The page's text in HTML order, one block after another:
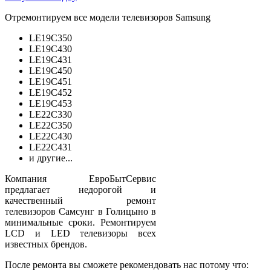
Отремонтируем все модели телевизоров Samsung
LE19C350
LE19C430
LE19C431
LE19C450
LE19C451
LE19C452
LE19C453
LE22C330
LE22C350
LE22C430
LE22C431
и другие...
Компания ЕвроБытСервис
предлагает недорогой и
качественный ремонт
телевизоров Самсунг в Голицыно в
минимальные сроки. Ремонтируем
LCD и LED телевизоры всех
известных брендов.
После ремонта вы сможете рекомендовать нас потому что: